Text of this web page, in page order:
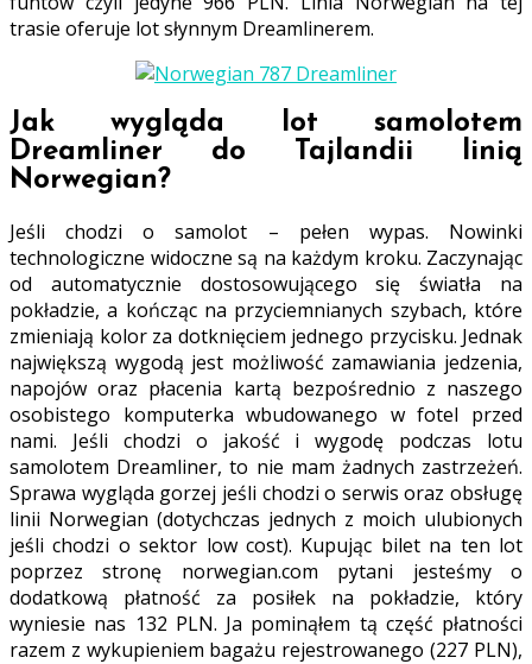
trasie oferuje lot słynnym Dreamlinerem.
Jak wygląda lot samolotem
Dreamliner do Tajlandii linią
Norwegian?
Jeśli chodzi o samolot – pełen wypas. Nowinki
technologiczne widoczne są na każdym kroku. Zaczynając
od automatycznie dostosowującego się światła na
pokładzie, a kończąc na przyciemnianych szybach, które
zmieniają kolor za dotknięciem jednego przycisku. Jednak
największą wygodą jest możliwość zamawiania jedzenia,
napojów oraz płacenia kartą bezpośrednio z naszego
osobistego komputerka wbudowanego w fotel przed
nami. Jeśli chodzi o jakość i wygodę podczas lotu
samolotem Dreamliner, to nie mam żadnych zastrzeżeń.
Sprawa wygląda gorzej jeśli chodzi o serwis oraz obsługę
linii Norwegian (dotychczas jednych z moich ulubionych
jeśli chodzi o sektor low cost). Kupując bilet na ten lot
poprzez stronę norwegian.com pytani jesteśmy o
dodatkową płatność za posiłek na pokładzie, który
wyniesie nas 132 PLN. Ja pominąłem tą część płatności
razem z wykupieniem bagażu rejestrowanego (227 PLN),